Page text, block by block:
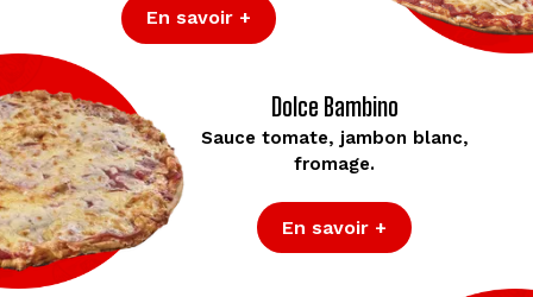
En savoir +
Dolce Bambino
Sauce tomate, jambon blanc,
fromage.
En savoir +